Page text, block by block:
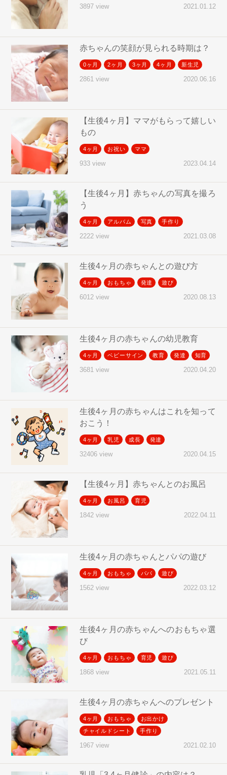
3897 view 2021.01.12
赤ちゃんの笑顔が見られる時期は？
0ヶ月 2ヶ月 3ヶ月 4ヶ月 新生児
2861 view 2020.06.16
【生後4ヶ月】ママがもらって嬉しい
もの
4ヶ月 お祝い ママ
933 view 2023.04.14
【生後4ヶ月】赤ちゃんの写真を撮ろ
う
4ヶ月 アルバム 写真 手作り
2222 view 2021.03.08
生後4ヶ月の赤ちゃんとの遊び方
4ヶ月 おもちゃ 発達 遊び
6012 view 2020.08.13
生後4ヶ月の赤ちゃんの幼児教育
4ヶ月 ベビーサイン 教育 発達 知育
3681 view 2020.04.20
生後4ヶ月の赤ちゃんはこれを知って
おこう！
4ヶ月 乳児 成長 発達
32406 view 2020.04.15
【生後4ヶ月】赤ちゃんとのお風呂
4ヶ月 お風呂 育児
1842 view 2022.04.11
生後4ヶ月の赤ちゃんとパパの遊び
4ヶ月 おもちゃ パパ 遊び
1562 view 2022.03.12
生後4ヶ月の赤ちゃんへのおもちゃ選
び
4ヶ月 おもちゃ 育児 遊び
1868 view 2021.05.11
生後4ヶ月の赤ちゃんへのプレゼント
4ヶ月 おもちゃ
お出かけ
チャイルドシート
手作り
1967 view 2021.02.10